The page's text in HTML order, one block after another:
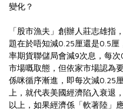
變化？
「股市漁夫」創辦人莊志雄指
題在於唔知減0.25厘還是0.5
率期貨聯儲局會減9次息，每
市場嘅取態，但依家市場認為
係咪循序漸進，即每次減0.25
上，就代表美國經濟陷入衰退
以上，如果經濟係「軟著陸」